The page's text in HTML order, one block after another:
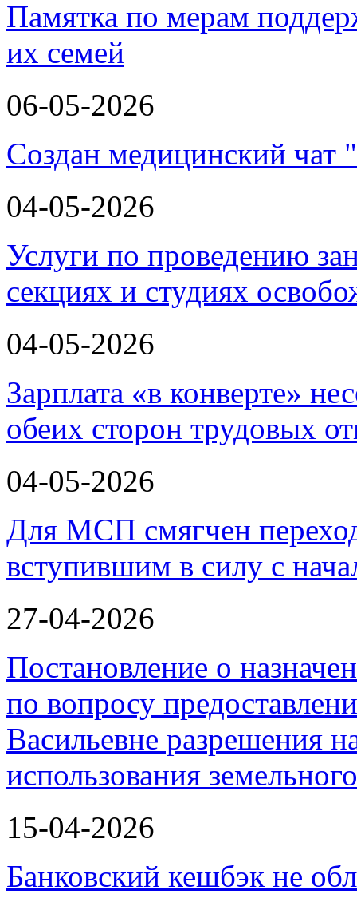
Памятка по мерам
их семей
06-05-2026
Создан медицинский чат
04-05-2026
Услуги по проведению
секциях и студиях
04-05-2026
Зарплата «в конверте»
обеих сторон трудовых
04-05-2026
Для МСП смягчен
вступившим в силу с
27-04-2026
Постановление о
по вопросу
Васильевне разрешения
использования
15-04-2026
Банковский кешбэк не